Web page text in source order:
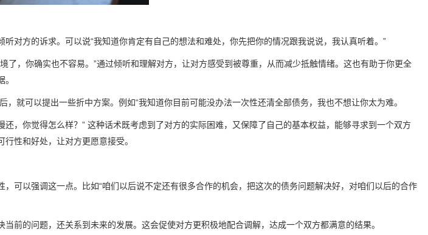
对方的诉求。可以说“我知道你肯定有自己的想法和难处，你先把你的情况跟我说说，我认真听着。”
了，你确实也不容易。”通过倾听和理解对方，让对方感受到被尊重，从而减少抵触情绪。这也有助于你更全
就可以提出一些折中方案。例如“我知道你目前可能没办法一次性还清全部债务，我也不想让你太为难。
，你觉得怎么样？” 这种话术既考虑到了对方的实际困难，又保障了自己的基本权益，能够寻求到一个双方
性和好处，让对方更愿意接受。
可以强调这一点。比如“咱们以后说不定还有很多合作的机会，把这次的债务问题解决好，对咱们以后的合作
前的问题，还关系到未来的发展。这会促使对方更积极地配合调解，达成一个双方都满意的结果。